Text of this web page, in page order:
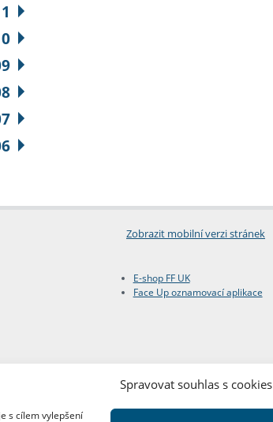
Spravovat souhlas s cookies
s cílem vylepšení
Zobrazit mobilní verzi stránek
E-shop FF UK
Face Up oznamovací aplikace